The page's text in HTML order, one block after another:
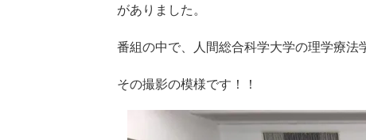
がありました。
番組の中で、人間総合科学大学の理学療法
その撮影の模様です！！